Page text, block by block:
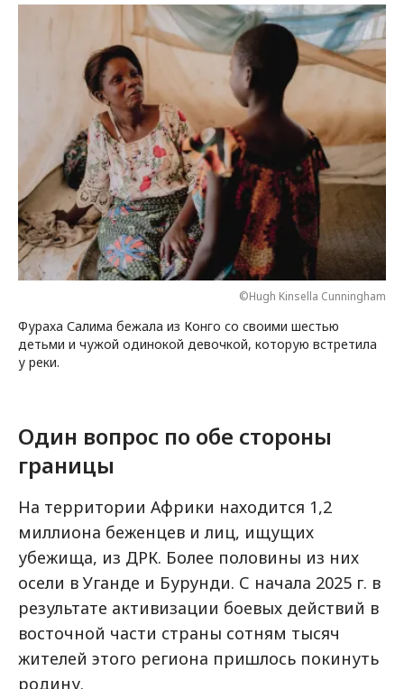
©Hugh Kinsella Cunningham
Фураха Салима бежала из Конго со своими шестью
детьми и чужой одинокой девочкой, которую встретила
у реки.
Один вопрос по обе стороны
границы
На территории Африки находится 1,2
миллиона беженцев и лиц, ищущих
убежища, из ДРК. Более половины из них
осели в Уганде и Бурунди. С начала 2025 г. в
результате активизации боевых действий в
восточной части страны сотням тысяч
жителей этого региона пришлось покинуть
родину.